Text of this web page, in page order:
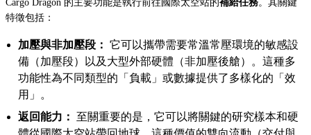
Cargo Dragon 的主要功能是執行前往國際太空站的補給任務。其關鍵
特徵包括：
加壓與非加壓段： 它可以攜帶需要常溫常壓環境的敏感設
備（加壓段）以及大型外部硬體（非加壓後艙）。這種多
功能性為不同類型的「負載」或數據提供了多樣化的「效
用」。
返回能力： 至關重要的是，它可以將關鍵的研究樣本和硬